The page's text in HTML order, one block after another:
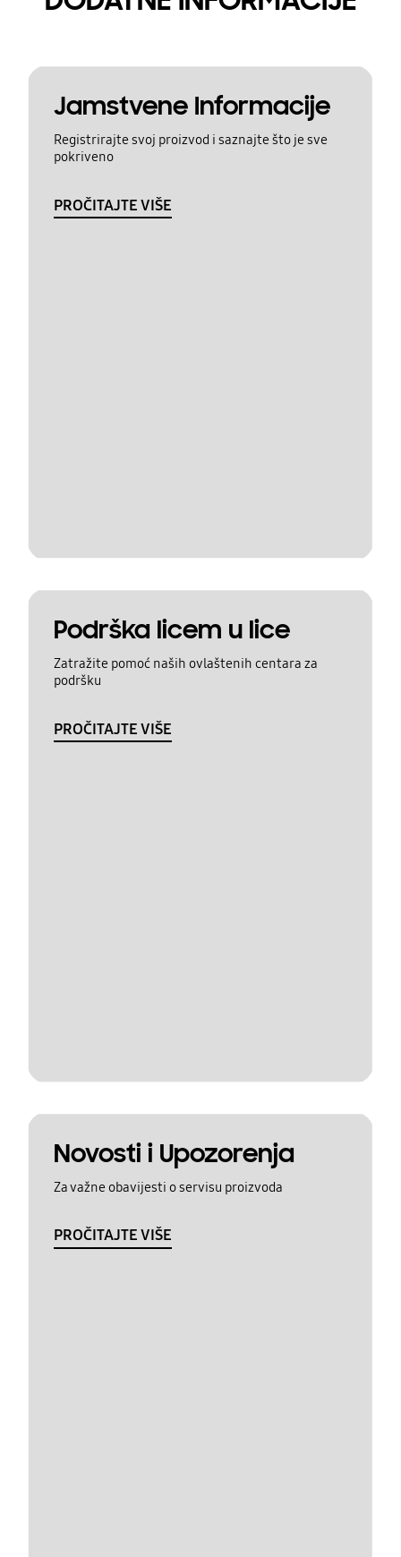
Jamstvene Informacije
Registrirajte svoj proizvod i saznajte što je sve
pokriveno
PROČITAJTE VIŠE
Podrška licem u lice
Zatražite pomoć naših ovlaštenih centara za
podršku
PROČITAJTE VIŠE
Novosti i Upozorenja
Za važne obavijesti o servisu proizvoda
PROČITAJTE VIŠE